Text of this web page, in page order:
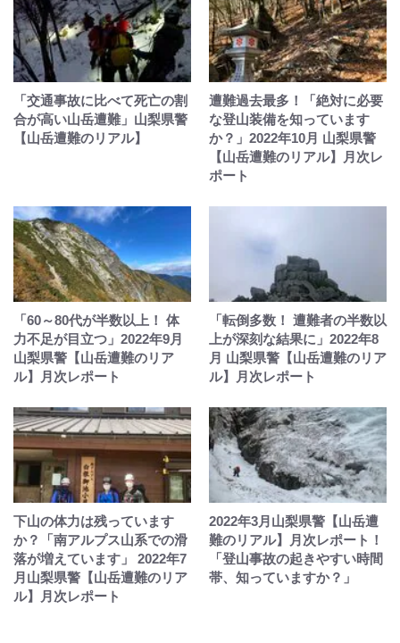
「交通事故に比べて死亡の割
合が高い山岳遭難」山梨県警
【山岳遭難のリアル】
遭難過去最多！「絶対に必要
な登山装備を知っています
か？」2022年10月 山梨県警
【山岳遭難のリアル】月次レ
ポート
「60～80代が半数以上！ 体
力不足が目立つ」2022年9月
山梨県警【山岳遭難のリア
ル】月次レポート
「転倒多数！ 遭難者の半数以
上が深刻な結果に」2022年8
月 山梨県警【山岳遭難のリア
ル】月次レポート
下山の体力は残っています
か？「南アルプス山系での滑
落が増えています」 2022年7
月山梨県警【山岳遭難のリア
ル】月次レポート
2022年3月山梨県警【山岳遭
難のリアル】月次レポート！
「登山事故の起きやすい時間
帯、知っていますか？」